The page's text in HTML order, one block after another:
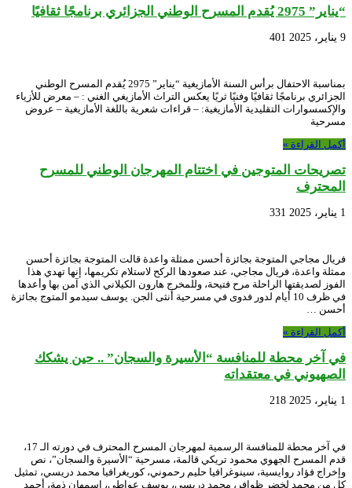
“يناير” 2975 يُقدم المسرح الوطني الجزائري برنامجًا ثقافيًا
9 يناير، 2025 401
بمناسبة الاحتفال برأس السنة الأمازيغية “يناير” 2975 يُقدم المسرح الوطني
الجزائري برنامجًا ثقافيًا وفنيًا ثريًا يعكس التراث الأمازيغي الغني : – معرض للأزياء
والإكسسوارات التقليدية الأمازيغية: – قراءات شعرية باللغة الأمازيغية – عروض
مسرحية
أكمل القراءة »
تصريحات المتوجين في اختتام المهرجان الوطني للمسرح
المحترف
1 يناير، 2025 331
فريال مجاجي المتوجة بجائزة أحسن ممثلة واعدة قالت المتوجة بجائزة أحسن
ممثلة واعدة، فريال مجاجي، عند صعودها الركح لاستلام تكريمها، إنها تهدي هذا
الفوز لصديقتها الراحلة مرح فتيحة، وللمخرج هارون الكيلاني الذي آمن بها وأعدها
في ظرف 10 أيام لدور فدوى في مسرحية أنثى الجن. يوسف سيدمو المتوج بجائزة
أحسن …
أكمل القراءة »
في آخر محطة للمنافسة “الأسيرة والسجان” .. حين يشكك
الصهيوني في معتقداته
1 يناير، 2025 218
في آخر محطة للمنافسة الرسمية لمهرجان المسرح المحترف في دورته الـ 17،
قدم المسرح الجهوي محمود تريكي قالمة، مسرحية “الأسيرة والسجان”، نص
وإخراج فؤاد روايسية، سينوغرافيا حليم رحموني، كوريغرافيا محمد دريسي، تمثيل
كل من محمد لخضر ظوافر، محمد دريسي، يوسف عواطي، اسمهان ذمة، أحمد